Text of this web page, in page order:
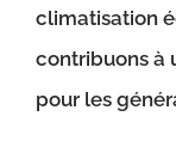
climatisation
contribuons à
pour les